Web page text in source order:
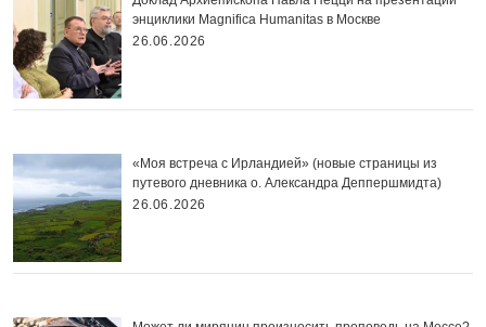
энциклики Magnifica Нumanitas в Москве
26.06.2026
«Моя встреча с Ирландией» (новые страницы из
путевого дневника о. Александра Деппершмидта)
26.06.2026